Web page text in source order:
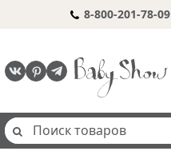
8-800-201-78-09